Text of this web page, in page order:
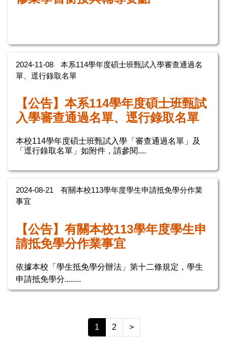
2024-11-08
本系114學年度碩士班甄試入學審查通過名
單、逕行錄取名單
【公告】本系114學年度碩士班甄試
入學審查通過名單、逕行錄取名單
本校114學年度碩士班甄試入學「審查通過名單」及
「逕行錄取名單」如附件，請參閱....
2024-08-21
有關本校113學年度學生申請抵免學分作業
事宜
【公告】有關本校113學年度學生申
請抵免學分作業事宜
依據本校「學生抵免學分辦法」第十二條規定，學生
申請抵免學分........
1 2 >